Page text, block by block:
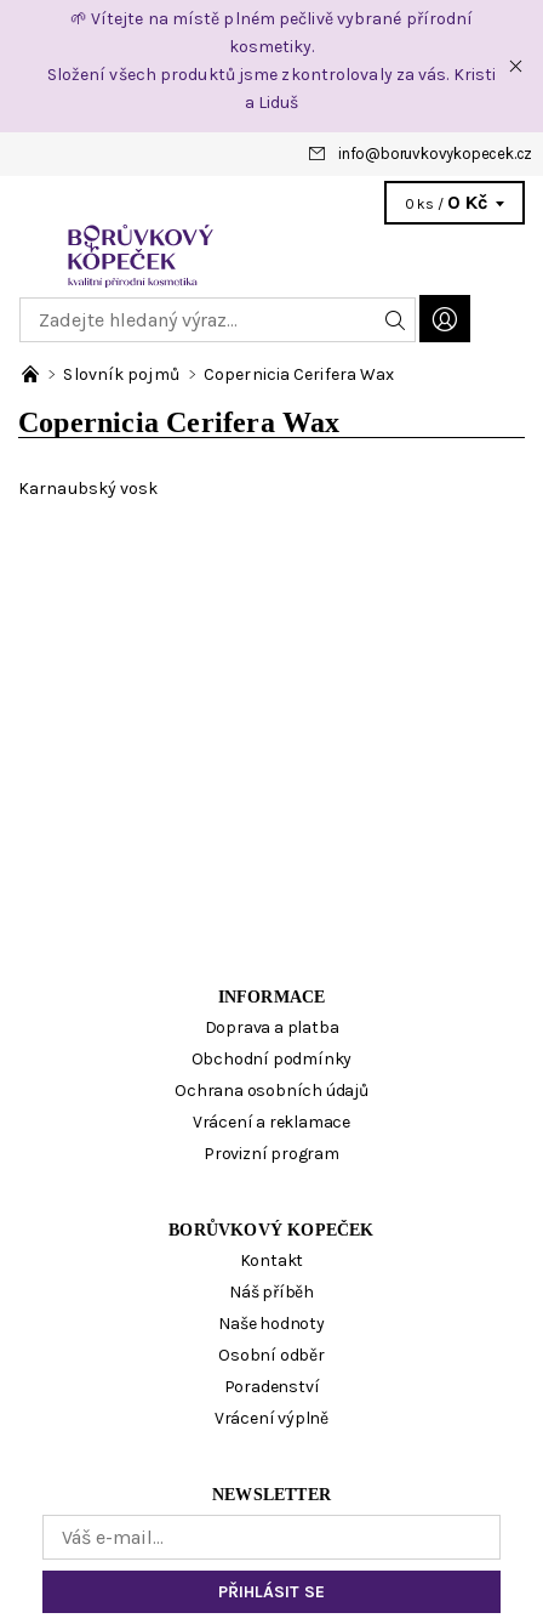
🌱 Vítejte na místě plném pečlivě vybrané přírodní
kosmetiky.
Složení všech produktů jsme zkontrolovaly za vás. Kristi
a Liduš
info@ boruvkovykopecek.cz
0 ks / 0 Kč
Slovník pojmů Copernicia Cerifera Wax
Copernicia Cerifera Wax
Karnaubský vosk
INFORMACE
Doprava a platba
Obchodní podmínky
Ochrana osobních údajů
Vrácení a reklamace
Provizní program
BORŮVKOVÝ KOPEČEK
Kontakt
Náš příběh
Naše hodnoty
Osobní odběr
Poradenství
Vrácení výplně
NEWSLETTER